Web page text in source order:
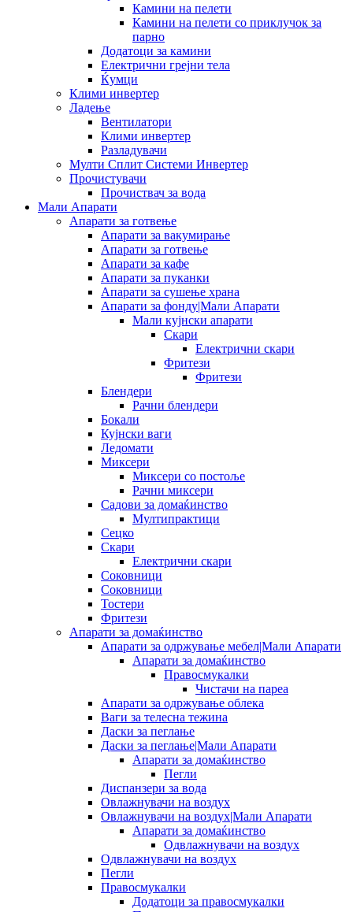
Камини на пелети
Камини на пелети со приклучок за
парно
Додатоци за камини
Електрични грејни тела
Ќумци
Клими инвертер
Ладење
Вентилатори
Клими инвертер
Разладувачи
Мулти Сплит Системи Инвертер
Прочистувачи
Прочиствач за вода
Мали Апарати
Апарати за готвење
Апарати за вакумирање
Апарати за готвење
Апарати за кафе
Апарати за пуканки
Апарати за сушење храна
Апарати за фонду|Мали Апарати
Мали кујнски апарати
Скари
Електрични скари
Фритези
Фритези
Блендери
Рачни блендери
Бокали
Кујнски ваги
Ледомати
Миксери
Миксери со постоље
Рачни миксери
Садови за домаќинство
Мултипрактици
Сецко
Скари
Електрични скари
Соковници
Соковници
Тостери
Фритези
Апарати за домаќинство
Апарати за одржување мебел|Мали Апарати
Апарати за домаќинство
Правосмукалки
Чистачи на пареа
Апарати за одржување облека
Ваги за телесна тежина
Даски за пеглање
Даски за пеглање|Мали Апарати
Апарати за домаќинство
Пегли
Диспанзери за вода
Овлажнувачи на воздух
Овлажнувачи на воздух|Мали Апарати
Апарати за домаќинство
Одвлажнувачи на воздух
Одвлажнувачи на воздух
Пегли
Правосмукалки
Додатоци за правосмукалки